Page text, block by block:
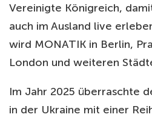
Vereinigte Königreich,
auch im Ausland live
wird MONATIK in Berlin,
London und weiteren
Im Jahr 2025 überraschte
in der Ukraine mit einer